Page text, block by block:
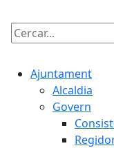
Cercar:
Ajuntament
Alcaldia
Govern